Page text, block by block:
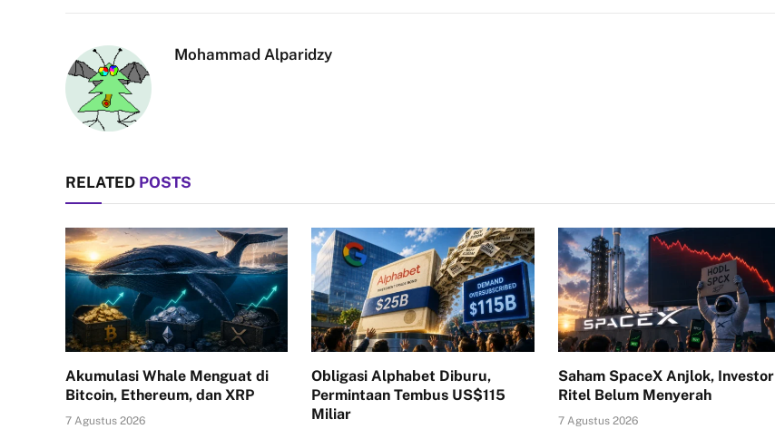
Mohammad Alparidzy
RELATED POSTS
Akumulasi Whale Menguat di
Bitcoin, Ethereum, dan XRP
7 Agustus 2026
Obligasi Alphabet Diburu,
Permintaan Tembus US$115
Miliar
Saham SpaceX Anjlok, Investor
Ritel Belum Menyerah
7 Agustus 2026